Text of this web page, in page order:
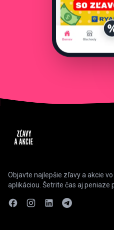
Objavte najlepšie zľavy a akcie
aplikáciou. Šetrite čas aj peniaze